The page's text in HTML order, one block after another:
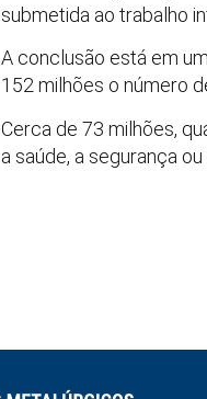
submetida ao trabalho
A conclusão está em
152 milhões o número
Cerca de 73 milhões,
a saúde, a segurança